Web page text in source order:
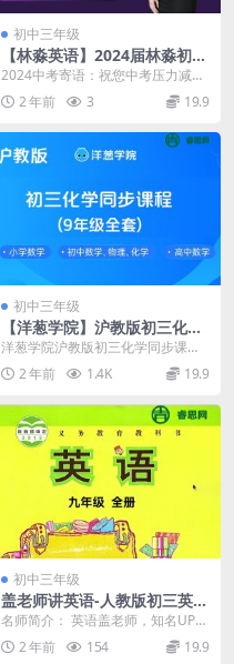
初中三年级
【林淼英语】2024届林淼初三
中考英语尖端A+班-2024寒假
2024中考寄语：祝您中考压力减
轻、情绪稳定、表现出色、成功闯
关，并充分利用这次...
2 年前 3 19.9
初中三年级
【洋葱学院】沪教版初三化学
同步课程(9年级全套)
洋葱学院沪教版初三化学同步课
程，本课程共3.11GB，VIP会员可
通过百度网盘转...
2 年前 1.4K 19.9
初中三年级
盖老师讲英语-人教版初三英语
同步课程重点精讲(九年级全一
册)
名师简介： 英语盖老师，知名UP
主，一位孜孜不倦的英语教育工作
者。盖老师主讲的初...
2 年前 154 19.9